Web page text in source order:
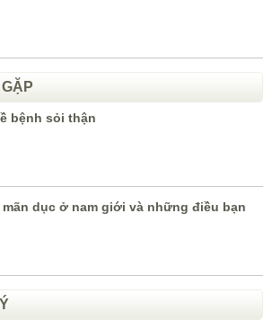
bệnh sỏi thận
mãn dục ở nam giới và những điều bạn